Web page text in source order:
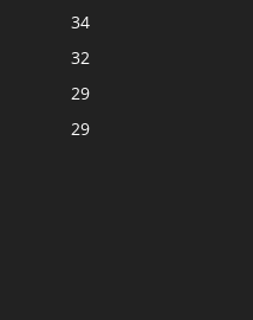
34
32
29
29